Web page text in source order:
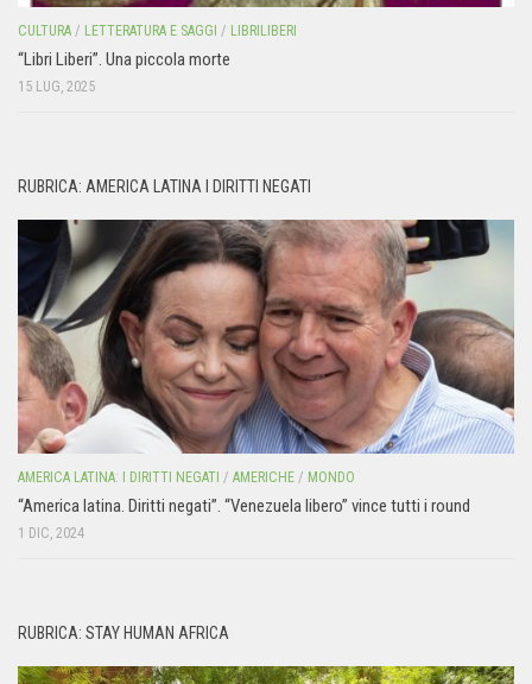
CULTURA / LETTERATURA E SAGGI / LIBRILIBERI
“Libri Liberi”. Una piccola morte
15 LUG, 2025
RUBRICA: AMERICA LATINA I DIRITTI NEGATI
AMERICA LATINA: I DIRITTI NEGATI / AMERICHE / MONDO
“America latina. Diritti negati”. “Venezuela libero” vince tutti i round
1 DIC, 2024
RUBRICA: STAY HUMAN AFRICA